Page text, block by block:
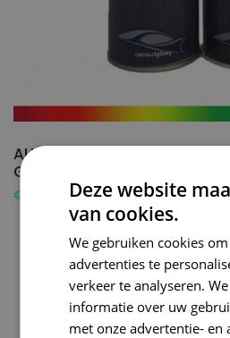
AUDI Autolak + Blanke lak
GREEN – 150ml
€
Deze website
van cookies.
We gebruiken cookies
advertenties te
verkeer te analyseren.
informatie over uw
met onze advertentie- en